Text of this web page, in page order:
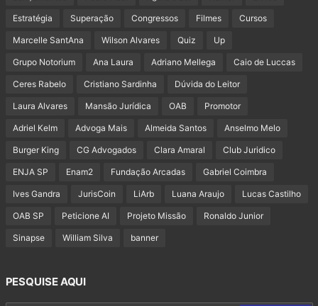
Estratégia Superação Congressos Filmes Cursos
Marcelle SantAna Wilson Alvares Quiz Up
Grupo Notorium Ana Laura Adriano Mellega Caio de Luccas
Ceres Rabelo Cristiano Sardinha Dúvida do Leitor
Laura Alvares Mansão Jurídica OAB Promotor
Adriel Kelm Advoga Mais Almeida Santos Anselmo Melo
Burger King CG Advogados Clara Amaral Club Juridico
ENJA SP Enam2 Fundação Arcadas Gabriel Coimbra
Ives Gandra JurisCoin LiArb Luana Araujo Lucas Castilho
OAB SP Peticione AI Projeto Missão Ronaldo Junior
Sinapse William Silva banner
PESQUISE AQUI